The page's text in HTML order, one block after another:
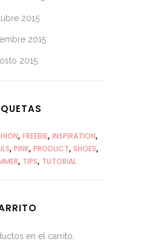
2015
2015
2015
FREEBIE INSPIRATION
PINK PRODUCT SHOES
TIPS TUTORIAL
en el carrito.